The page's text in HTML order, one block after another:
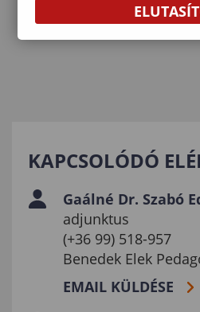
KAPCSOLÓDÓ
Gaálné Dr. Szabó
adjunktus
(+36 99) 518-957
Benedek Elek
EMAIL KÜLDÉSE